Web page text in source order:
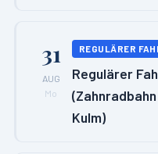
31
AUG
Mo
REGULÄRER
Regulärer
Kulm)